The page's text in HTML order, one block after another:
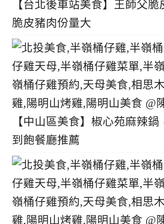
【台北後車站美食】王師父
脆皮豬肉份量大
【中山區美食】椒心苑麻辣
到飽餐廳推薦